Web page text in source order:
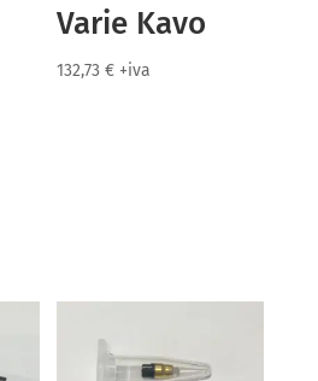
Varie Kavo
132,73€ +iva